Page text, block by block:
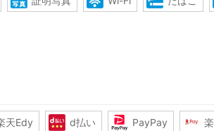
天Edy d払い PayPay